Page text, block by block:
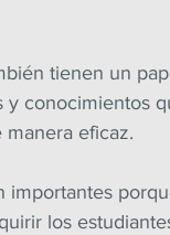
tienen un
y conocimientos
manera eficaz.
importantes
los